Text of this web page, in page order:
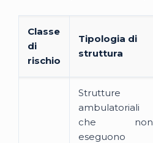
Classe
di
rischio
Tipologia di
struttura
Strutture
ambulatoriali
che non
eseguono